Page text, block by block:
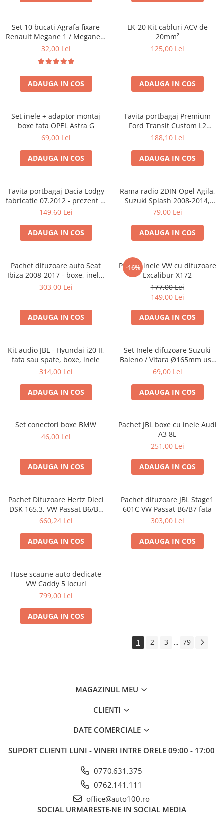
Set 10 bucati Agrafa fixare
Renault Megane 1 / Megane 1
Classic 1995- , Scenic 1 , Clio
Siena pentru chedere usi
pavilion
32,00 Lei
ADAUGA IN COS
LK-20 Kit cabluri ACV de
20mm²
125,00 Lei
ADAUGA IN COS
Set inele + adaptor montaj
boxe fata OPEL Astra G
69,00 Lei
ADAUGA IN COS
Tavita portbagaj Premium
Ford Transit Custom L2
fabricatie 01.2013 - prezent
188,10 Lei
ADAUGA IN COS
Tavita portbagaj Dacia Lodgy
fabricatie 07.2012 - prezent (7
locuri)
149,60 Lei
ADAUGA IN COS
Rama radio 2DIN Opel Agila,
Suzuki Splash 2008-2014,
381294-04
79,00 Lei
ADAUGA IN COS
Pachet difuzoare auto Seat
Ibiza 2008-2017 - boxe, inele,
adaptoare
303,00 Lei
ADAUGA IN COS
-16%
Pachet inele VW cu difuzoare
Excalibur X172
177,00 Lei
149,00 Lei
ADAUGA IN COS
Kit audio JBL - Hyundai i20 II,
fata sau spate, boxe, inele
314,00 Lei
ADAUGA IN COS
Set Inele difuzoare Suzuki
Baleno / Vitara Ø165mm usa
fata, 271294-01
69,00 Lei
ADAUGA IN COS
Set conectori boxe BMW
46,00 Lei
ADAUGA IN COS
Pachet JBL boxe cu inele Audi
A3 8L
251,00 Lei
ADAUGA IN COS
Pachet Difuzoare Hertz Dieci
DSK 165.3, VW Passat B6/B7
fata
660,24 Lei
ADAUGA IN COS
Pachet difuzoare JBL Stage1
601C VW Passat B6/B7 fata
303,00 Lei
ADAUGA IN COS
Huse scaune auto dedicate
VW Caddy 5 locuri
799,00 Lei
ADAUGA IN COS
1 2 3 ... 79
MAGAZINUL MEU
CLIENTI
DATE COMERCIALE
SUPORT CLIENTI LUNI - VINERI INTRE ORELE 09:00 - 17:00
0770.631.375
0762.141.111
office@auto100.ro
SOCIAL URMARESTE-NE IN SOCIAL MEDIA